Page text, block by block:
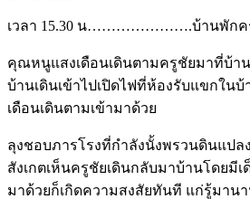
เวลา 15.30 น………………….บ้านพักค
คุณหนูแสงเดือนเดินตามครูชัยมาที่บ้า
บ้านเดินเข้าไปเปิดไฟที่ห้องรับแขกใน
เดือนเดินตามเข้ามาด้วย
ลุงชอบภารโรงที่กำลังนั้งพรวนดินแปล
สังเกตเห็นครูชัยเดินกลับมาบ้านโดยมีเ
มาด้วยก็เกิดความสงสัยทันที แก่รู้มาน